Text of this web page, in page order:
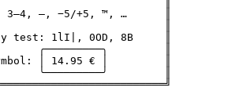
—, −5/+5, ™, …      ║
test: 1lI|, 0OD, 8B     ║
╭─────────╮         ║
│ 14.95 € │         ║
╰─────────╯         ║